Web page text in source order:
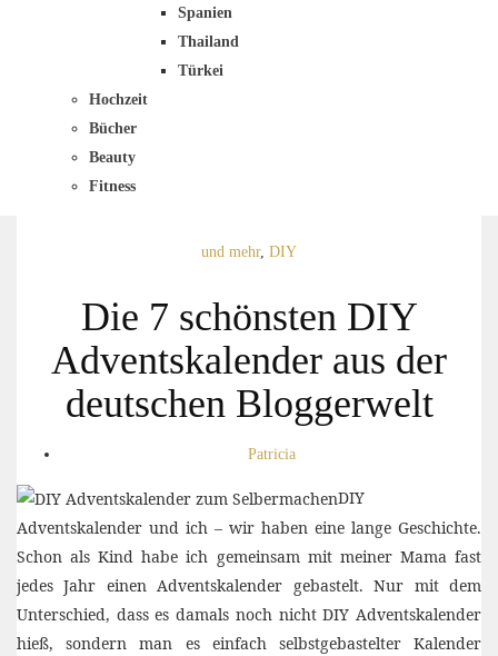
Spanien
Thailand
Türkei
Hochzeit
Bücher
Beauty
Fitness
und mehr, DIY
Die 7 schönsten DIY
Adventskalender aus der
deutschen Bloggerwelt
Patricia
DIY
Adventskalender und ich – wir haben eine lange Geschichte.
Schon als Kind habe ich gemeinsam mit meiner Mama fast
jedes Jahr einen Adventskalender gebastelt. Nur mit dem
Unterschied, dass es damals noch nicht DIY Adventskalender
hieß, sondern man es einfach selbstgebastelter Kalender